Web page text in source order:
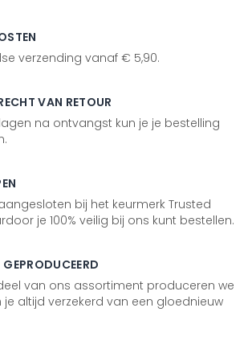
verzending vanaf € 5,90.
VAN RETOUR
na ontvangst kun je je bestelling
bij het keurmerk Trusted
je 100% veilig bij ons kunt bestellen.
van ons assortiment produceren we
je altijd verzekerd van een gloednieuw